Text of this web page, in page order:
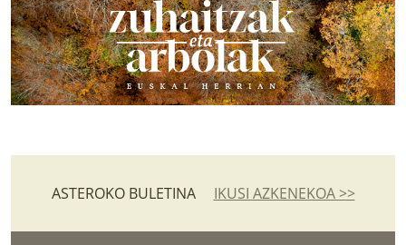
ASTEROKO BULETINA IKUSI AZKENEKOA >>